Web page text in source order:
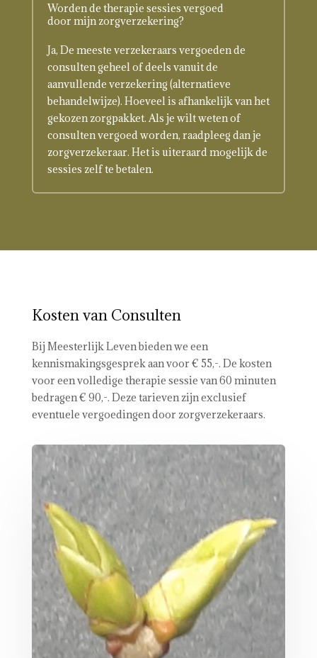
Worden de therapie sessies vergoed
door mijn zorgverzekering?
Ja, De meeste verzekeraars vergoeden de
consulten geheel of deels vanuit de
aanvullende verzekering (alternatieve
behandelwijze). Hoeveel is afhankelijk van het
gekozen zorgpakket. Als je wilt weten of
consulten vergoed worden, raadpleeg dan je
zorgverzekeraar. Het is uiteraard mogelijk de
sessies zelf te betalen.
Kosten van Consulten
Bij Meesterlijk Leven bieden we een
kennismakingsgesprek aan voor € 55,-. De kosten
voor een volledige therapie sessie van 60 minuten
bedragen € 90,-. Deze tarieven zijn exclusief
eventuele vergoedingen door zorgverzekeraars.